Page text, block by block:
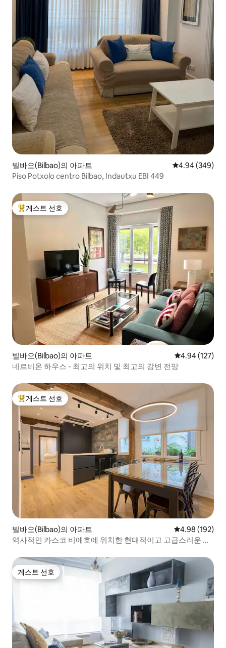
빌바오(Bilbao)의 아파트 평점 4.94점(5
4.94 (349)
Piso Potxolo centro Bilbao, Indautxu EBI 449
상위 게스트 선호
게스트 선호
빌바오(Bilbao)의 아파트 평점 4.94점(5
4.94 (127)
네르비온 하우스 - 최고의 위치 및 최고의 강변 전망
상위 게스트 선호
게스트 선호
빌바오(Bilbao)의 아파트 평점 4.98점(5
4.98 (192)
역사적인 카스코 비에호에 위치한 현대적이고 고급스러운 숙
게스트 선호
게스트 선호